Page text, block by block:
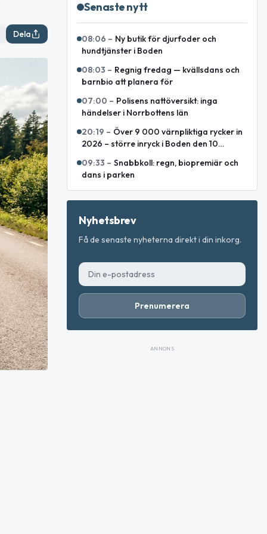
Dela
Senaste nytt
08:06 – Ny butik för djurfoder och
hundtjänster i Boden
08:03 – Regnig fredag — kvällsdans och
barnbio att planera för
07:00 – Polisens nattöversikt: inga
händelser i Norrbottens län
20:19 – Över 9 000 värnpliktiga rycker in
2026 – större inryck i Boden den 10
09:33 – Snabbkoll: regn, biopremiär och
dans i parken
Nyhetsbrev
Få de senaste nyheterna direkt i din inkorg.
Prenumerera
ANNONS